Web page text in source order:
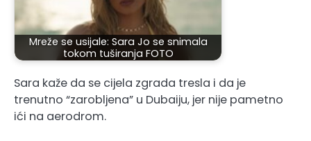
Mreže se usijale: Sara Jo se snimala
tokom tuširanja FOTO
Sara kaže da se cijela zgrada tresla i da je
trenutno “zarobljena” u Dubaiju, jer nije pametno
ići na aerodrom.